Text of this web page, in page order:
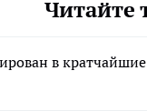
Читайте
в